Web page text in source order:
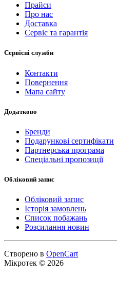
Прайси
Про нас
Доставка
Сервіс та гарантія
Сервісні служби
Контакти
Повернення
Мапа сайту
Додатково
Бренди
Подарункові сертифікати
Партнерська програма
Спеціальні пропозиції
Обліковий запис
Обліковий запис
Історія замовлень
Список побажань
Розсилання новин
Створено в OpenCart
Мікротек © 2026